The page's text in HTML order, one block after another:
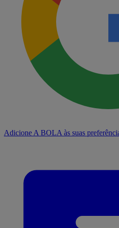
Adicione A BOLA às suas